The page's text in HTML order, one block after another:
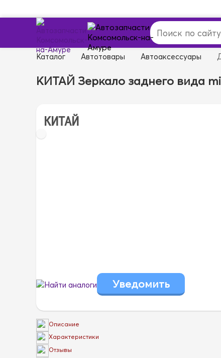
Каталог Автотовары Автоаксессуары
КИТАЙ Зеркало заднего вида
КИТАЙ
Найти аналоги
Описание
Характеристики
Отзывы